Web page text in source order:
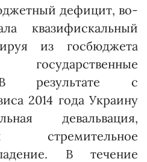
дефицит, во-
квазифискальный
из госбюджета
В результате с
2014 года Украину
девальвация,
В течение